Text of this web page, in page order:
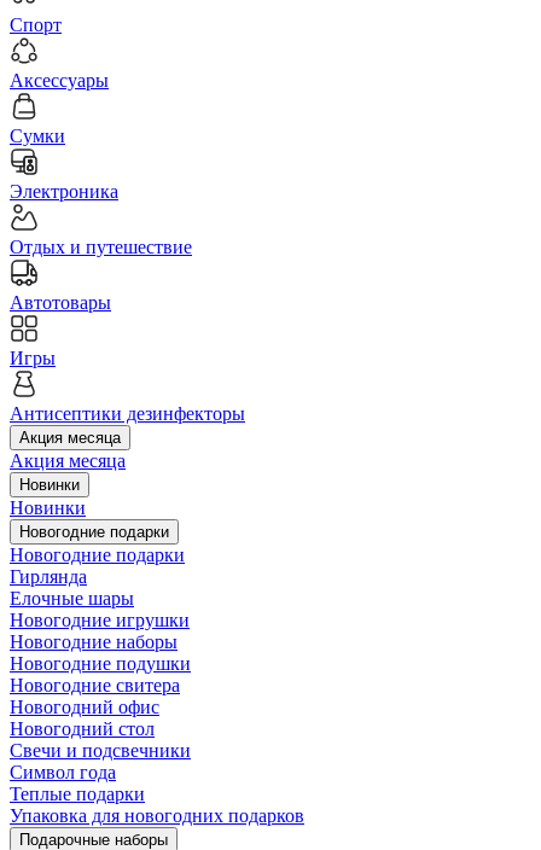
Спорт
Аксессуары
Сумки
Электроника
Отдых и путешествие
Автотовары
Игры
Антисептики дезинфекторы
Акция месяца
Акция месяца
Новинки
Новинки
Новогодние подарки
Новогодние подарки
Гирлянда
Елочные шары
Новогодние игрушки
Новогодние наборы
Новогодние подушки
Новогодние свитера
Новогодний офис
Новогодний стол
Свечи и подсвечники
Символ года
Теплые подарки
Упаковка для новогодних подарков
Подарочные наборы